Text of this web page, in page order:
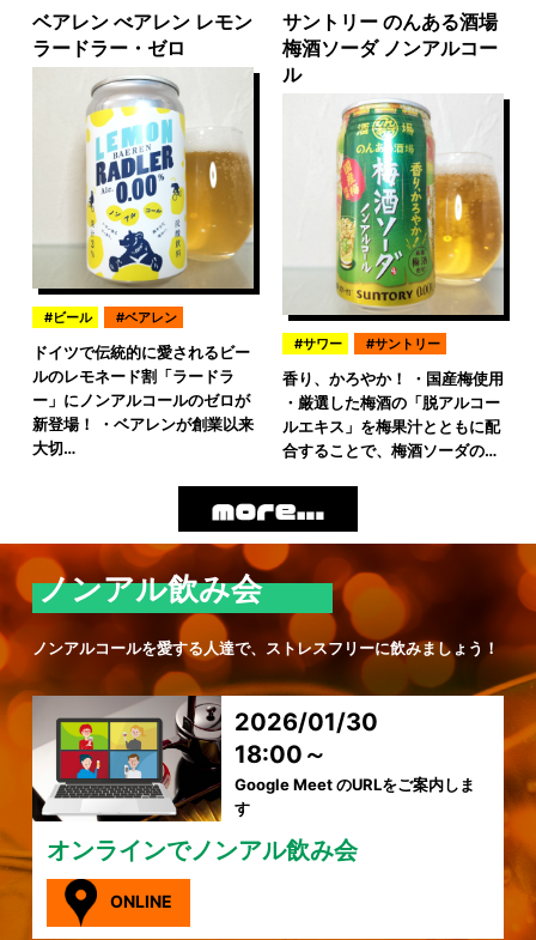
ベアレン べアレン レモン
ラードラー・ゼロ
ビール ベアレン
ドイツで伝統的に愛されるビー
ルのレモネード割「ラードラ
ー」にノンアルコールのゼロが
新登場！ ・ベアレンが創業以来
大切…
サントリー のんある酒場
梅酒ソーダ ノンアルコー
ル
サワー サントリー
香り、かろやか！ ・国産梅使用
・厳選した梅酒の「脱アルコー
ルエキス」を梅果汁とともに配
合することで、梅酒ソーダの…
ノンアル飲み会
ノンアルコールを愛する人達で、ストレスフリーに飲みましょう！
2026/01/30
18:00～
Google Meet のURLをご案内しま
す
オンラインでノンアル飲み会
ONLINE